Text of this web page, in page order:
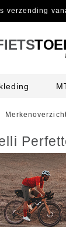
verzending